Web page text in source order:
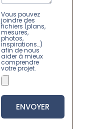
Vous pouvez
joindre des
fichiers (plans,
mesures,
photos,
inspirations…)
afin de nous
aider à mieux
comprendre
votre projet.
ENVOYER